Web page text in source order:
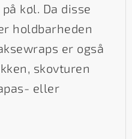
køl. Da disse
holdbarheden
er også
skovturen
eller